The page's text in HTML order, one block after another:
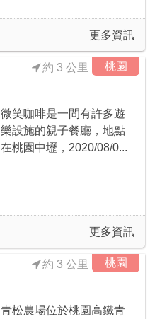
更多資訊
桃園
約 3 公里
微笑咖啡是一間有許多遊
樂設施的親子餐廳，地點
在桃園中壢，2020/08/0...
更多資訊
桃園
約 3 公里
青松農場位於桃園高鐵青